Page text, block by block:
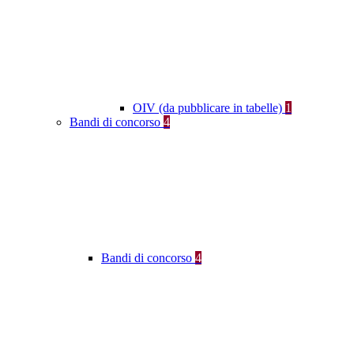
OIV (da pubblicare in tabelle) 1
Bandi di concorso 4
Bandi di concorso 4